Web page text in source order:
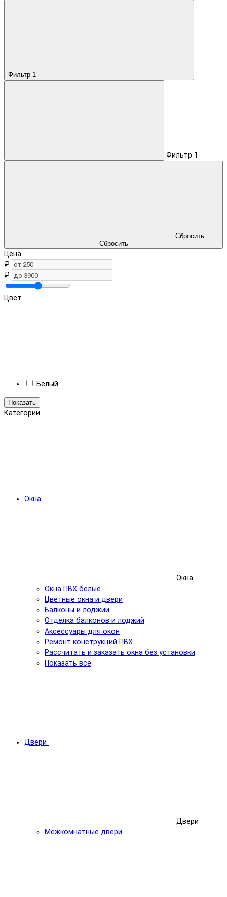
Фильтр 1
Фильтр 1
Сбросить
Сбросить
Цена
₽
₽
Цвет
Белый
Показать
Категории
Окна
Окна
Окна ПВХ белые
Цветные окна и двери
Балконы и лоджии
Отделка балконов и лоджий
Аксессуары для окон
Ремонт конструкций ПВХ
Рассчитать и заказать окна без установки
Показать все
Двери
Двери
Межкомнатные двери